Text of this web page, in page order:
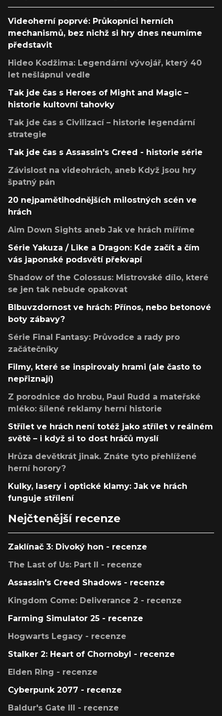
Videoherní poprvé: Průkopníci herních
mechanismů, bez nichž si hry dnes neumíme
představit
Hideo Kodžima: Legendární vývojář, který 40
let nešlápnul vedle
Tak jde čas s Heroes of Might and Magic –
historie kultovní tahovky
Tak jde čas s Civilizací – historie legendární
strategie
Tak jde čas s Assassin's Creed - historie série
Závislost na videohrách, aneb Když jsou hry
špatný pán
20 nejpamětihodnějších milostných scén ve
hrách
Aim Down Sights aneb Jak ve hrách míříme
Série Yakuza / Like a Dragon: Kde začít a čím
vás japonské podsvětí překvapí
Shadow of the Colossus: Mistrovské dílo, které
se jen tak nebude opakovat
Blbuvzdornost ve hrách: Přínos, nebo betonové
boty zábavy?
Série Final Fantasy: Průvodce a rady pro
začátečníky
Filmy, které se inspirovaly hrami (ale často to
nepřiznají)
Z porodnice do hrobu, Paul Rudd a mateřské
mléko: šílené reklamy herní historie
Střílet ve hrách není totéž jako střílet v reálném
světě – i když si to dost hráčů myslí
Hrůza devětkrát jinak. Znáte tyto přehlížené
herní horory?
Kulky, lasery i optické klamy: Jak ve hrách
funguje střílení
Nejčtenější recenze
Zaklínač 3: Divoký hon - recenze
The Last of Us: Part II - recenze
Assassin's Creed Shadows - recenze
Kingdom Come: Deliverance 2 - recenze
Farming Simulator 25 - recenze
Hogwarts Legacy - recenze
Stalker 2: Heart of Chornobyl - recenze
Elden Ring - recenze
Cyberpunk 2077 - recenze
Baldur's Gate III - recenze